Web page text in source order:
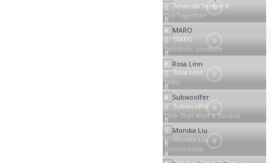
Amanda Tenfjord
Die Together
MARO
Saudade, saudade
Rosa Linn
Snap
Subwoolfer
Give That Wolf a Banana
Monika Liu
Sentimentai